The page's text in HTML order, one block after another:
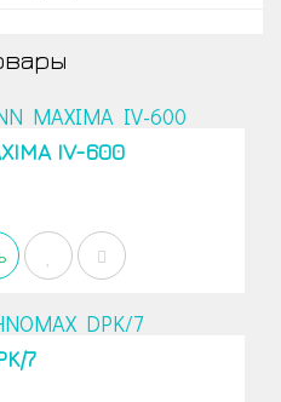
IV-600
7